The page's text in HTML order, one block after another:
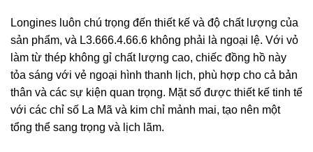
Longines luôn chú trọng đến thiết kế và độ chất lượng của
sản phẩm, và L3.666.4.66.6 không phải là ngoại lệ. Với vỏ
làm từ thép không gỉ chất lượng cao, chiếc đồng hồ này
tỏa sáng với vẻ ngoại hình thanh lịch, phù hợp cho cả bản
thân và các sự kiện quan trọng. Mặt số được thiết kế tinh tế
với các chỉ số La Mã và kim chỉ mảnh mai, tạo nên một
tổng thể sang trọng và lịch lãm.